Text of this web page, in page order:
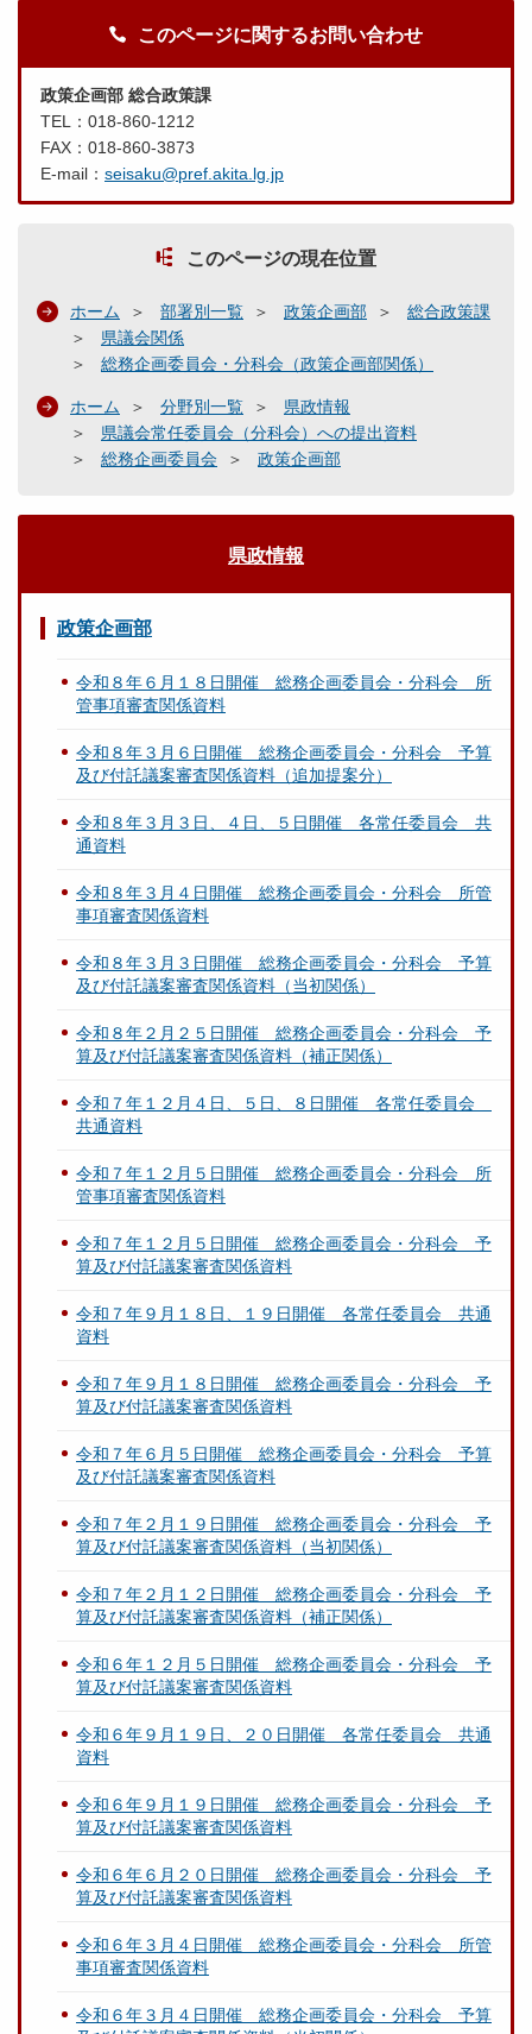
このページに関するお問い合わせ
政策企画部 総合政策課
TEL：018-860-1212
FAX：018-860-3873
E-mail： seisaku@pref.akita.lg.jp
このページの現在位置
ホーム 部署別一覧 政策企画部
総合政策課
県議会関係
総務企画委員会・分科会（政策企画部関係）
ホーム 分野別一覧
県政情報
県議会常任委員会（分科会）への提出資料
総務企画委員会
政策企画部
県政情報
政策企画部
令和８年６月１８日開催 総務企画委員会・分科会 所
管事項審査関係資料
令和８年３月６日開催 総務企画委員会・分科会 予算
及び付託議案審査関係資料（追加提案分）
令和８年３月３日、４日、５日開催 各常任委員会 共
通資料
令和８年３月４日開催 総務企画委員会・分科会 所管
事項審査関係資料
令和８年３月３日開催 総務企画委員会・分科会 予算
及び付託議案審査関係資料（当初関係）
令和８年２月２５日開催 総務企画委員会・分科会 予
算及び付託議案審査関係資料（補正関係）
令和７年１２月４日、５日、８日開催 各常任委員会
共通資料
令和７年１２月５日開催 総務企画委員会・分科会 所
管事項審査関係資料
令和７年１２月５日開催 総務企画委員会・分科会 予
算及び付託議案審査関係資料
令和７年９月１８日、１９日開催 各常任委員会 共通
資料
令和７年９月１８日開催 総務企画委員会・分科会 予
算及び付託議案審査関係資料
令和７年６月５日開催 総務企画委員会・分科会 予算
及び付託議案審査関係資料
令和７年２月１９日開催 総務企画委員会・分科会 予
算及び付託議案審査関係資料（当初関係）
令和７年２月１２日開催 総務企画委員会・分科会 予
算及び付託議案審査関係資料（補正関係）
令和６年１２月５日開催 総務企画委員会・分科会 予
算及び付託議案審査関係資料
令和６年９月１９日、２０日開催 各常任委員会 共通
資料
令和６年９月１９日開催 総務企画委員会・分科会 予
算及び付託議案審査関係資料
令和６年６月２０日開催 総務企画委員会・分科会 予
算及び付託議案審査関係資料
令和６年３月４日開催 総務企画委員会・分科会 所管
事項審査関係資料
令和６年３月４日開催 総務企画委員会・分科会 予算